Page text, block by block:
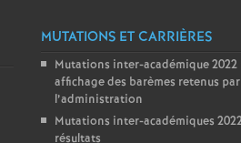
MUTATIONS ET CARRIÈRES
Mutations inter-académique 2022
affichage des barèmes retenus par
l’administration
Mutations inter-académiques
résultats